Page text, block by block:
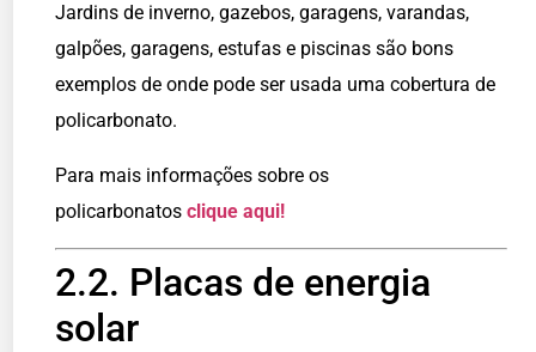
Jardins de inverno, gazebos, garagens, varandas,
galpões, garagens, estufas e piscinas são bons
exemplos de onde pode ser usada uma cobertura de
policarbonato.
Para mais informações sobre os
policarbonatos clique aqui!
2.2. Placas de energia
solar